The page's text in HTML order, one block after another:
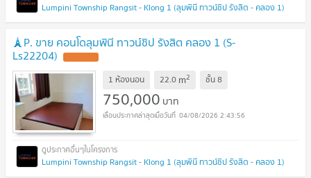
Lumpini Township Rangsit - Klong 1 (ลุมพินี ทาวน์ชิป รังสิต - คลอง 1)
🗼P. ขาย คอนโดลุมพินี ทาวน์ชิป รังสิต คลอง 1 (S-
Ls22204)
1 ห้องนอน 22.0 m2 ชั้น8
750,000 บาท
04/08/2026 2:43:56
Lumpini Township Rangsit - Klong 1 (ลุมพินี ทาวน์ชิป รังสิต - คลอง 1)